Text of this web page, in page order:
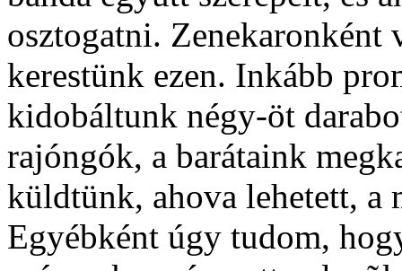
osztogatni.
kerestünk ezen. Inkább
kidobáltunk négy-öt
rajóngók, a barátaink
küldtünk, ahova lehetett, a
Egyébként úgy tudom,